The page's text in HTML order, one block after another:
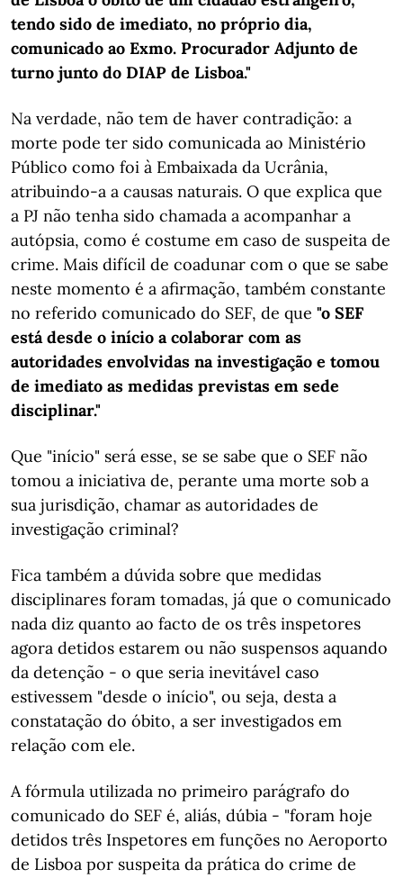
tendo sido de imediato, no próprio dia,
comunicado ao Exmo. Procurador Adjunto de
turno junto do DIAP de Lisboa."
Na verdade, não tem de haver contradição: a
morte pode ter sido comunicada ao Ministério
Público como foi à Embaixada da Ucrânia,
atribuindo-a a causas naturais. O que explica que
a PJ não tenha sido chamada a acompanhar a
autópsia, como é costume em caso de suspeita de
crime. Mais difícil de coadunar com o que se sabe
neste momento é a afirmação, também constante
no referido comunicado do SEF, de que "o SEF
está desde o início a colaborar com as
autoridades envolvidas na investigação e tomou
de imediato as medidas previstas em sede
disciplinar."
Que "início" será esse, se se sabe que o SEF não
tomou a iniciativa de, perante uma morte sob a
sua jurisdição, chamar as autoridades de
investigação criminal?
Fica também a dúvida sobre que medidas
disciplinares foram tomadas, já que o comunicado
nada diz quanto ao facto de os três inspetores
agora detidos estarem ou não suspensos aquando
da detenção - o que seria inevitável caso
estivessem "desde o início", ou seja, desta a
constatação do óbito, a ser investigados em
relação com ele.
A fórmula utilizada no primeiro parágrafo do
comunicado do SEF é, aliás, dúbia - "foram hoje
detidos três Inspetores em funções no Aeroporto
de Lisboa por suspeita da prática do crime de